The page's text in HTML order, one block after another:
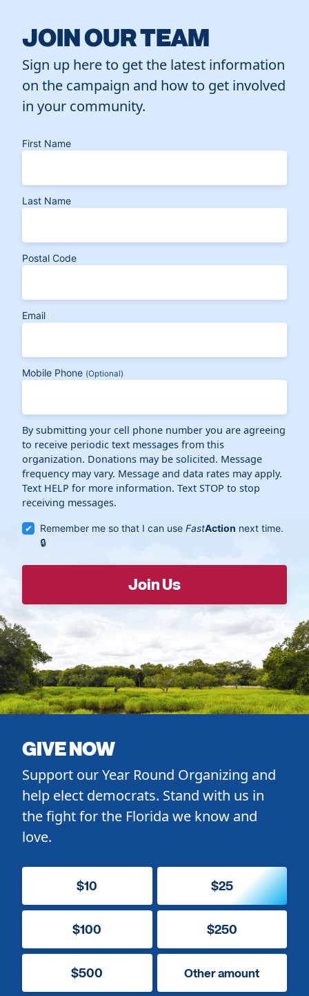
JOIN OUR TEAM
Sign up here to get the latest information
on the campaign and how to get involved
in your community.
First Name
Last Name
Postal Code
Email
Mobile Phone (Optional)
By submitting your cell phone number you are agreeing
to receive periodic text messages from this
organization. Donations may be solicited. Message
frequency may vary. Message and data rates may apply.
Text HELP for more information. Text STOP to stop
receiving messages.
Remember me so that I can useFastAction next time.
GIVE NOW
Support our Year Round Organizing and
help elect democrats. Stand with us in
the fight for the Florida we know and
love.
$10 $25
$100 $250
$500 Other amount